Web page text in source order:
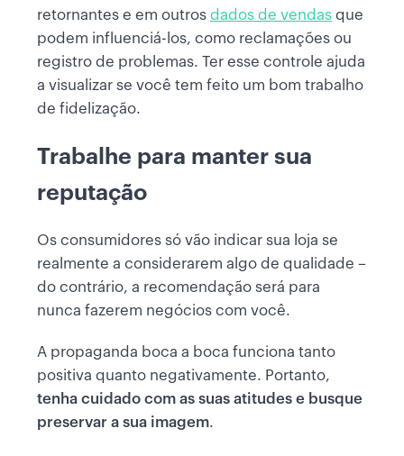
retornantes e em outros dados de vendas que
podem influenciá-los, como reclamações ou
registro de problemas. Ter esse controle ajuda
a visualizar se você tem feito um bom trabalho
de fidelização.
Trabalhe para manter sua
reputação
Os consumidores só vão indicar sua loja se
realmente a considerarem algo de qualidade –
do contrário, a recomendação será para
nunca fazerem negócios com você.
A propaganda boca a boca funciona tanto
positiva quanto negativamente. Portanto,
tenha cuidado com as suas atitudes e busque
preservar a sua imagem.